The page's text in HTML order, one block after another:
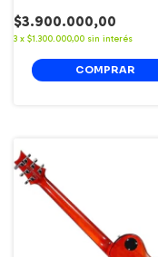
$3.900.000,00
3 x $1.300.000,00 sin interés